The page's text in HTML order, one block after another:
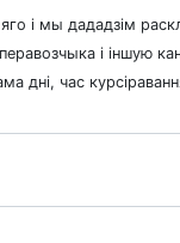
і мы дададзім
і іншую
дні, час